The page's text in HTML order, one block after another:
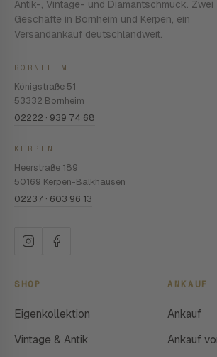
Antik-, Vintage- und Diamantschmuck. Zwei
Geschäfte in Bornheim und Kerpen, ein
Versandankauf deutschlandweit.
BORNHEIM
Königstraße 51
53332 Bornheim
02222 · 939 74 68
KERPEN
Heerstraße 189
50169 Kerpen-Balkhausen
02237 · 603 96 13
SHOP
Eigenkollektion
Vintage & Antik
ANKAUF
Ankauf
Ankauf